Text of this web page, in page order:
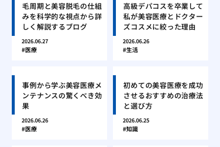
毛周期と美容脱毛の仕組
みを科学的な視点から詳
しく解説するブログ
2026.06.27
医療
高級デパコスを卒業して
私が美容医療とドクター
ズコスメに絞った理由
2026.06.26
生活
事例から学ぶ美容医療メ
ンテナンスの驚くべき効
果
2026.06.26
医療
初めての美容医療を成功
させるおすすめの治療法
と選び方
2026.06.25
知識